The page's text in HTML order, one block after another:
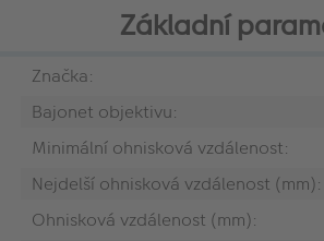
Základní
Značka:
Bajonet objektivu:
Minimální ohnisková vzdálenost:
Nejdelší ohnisková vzdálenost (mm):
Ohnisková vzdálenost (mm):